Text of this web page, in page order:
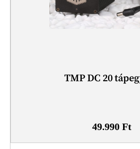
TMP DC 20
49.990 Ft